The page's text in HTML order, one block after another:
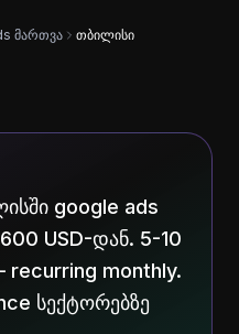
მართვა თბილისი
google ads
USD-დან. 5-10
monthly.
სექტორებზე